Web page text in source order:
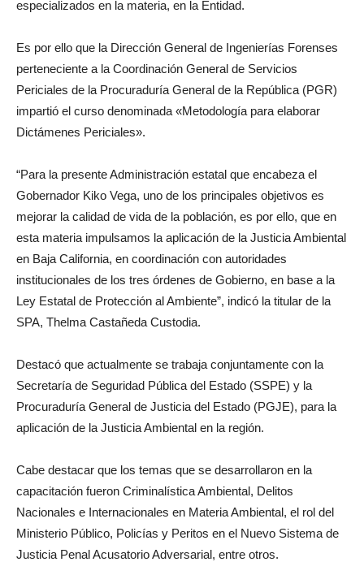
especializados en la materia, en la Entidad.
Es por ello que la Dirección General de Ingenierías Forenses
perteneciente a la Coordinación General de Servicios
Periciales de la Procuraduría General de la República (PGR)
impartió el curso denominada «Metodología para elaborar
Dictámenes Periciales».
“Para la presente Administración estatal que encabeza el
Gobernador Kiko Vega, uno de los principales objetivos es
mejorar la calidad de vida de la población, es por ello, que en
esta materia impulsamos la aplicación de la Justicia Ambiental
en Baja California, en coordinación con autoridades
institucionales de los tres órdenes de Gobierno, en base a la
Ley Estatal de Protección al Ambiente”, indicó la titular de la
SPA, Thelma Castañeda Custodia.
Destacó que actualmente se trabaja conjuntamente con la
Secretaría de Seguridad Pública del Estado (SSPE) y la
Procuraduría General de Justicia del Estado (PGJE), para la
aplicación de la Justicia Ambiental en la región.
Cabe destacar que los temas que se desarrollaron en la
capacitación fueron Criminalística Ambiental, Delitos
Nacionales e Internacionales en Materia Ambiental, el rol del
Ministerio Público, Policías y Peritos en el Nuevo Sistema de
Justicia Penal Acusatorio Adversarial, entre otros.